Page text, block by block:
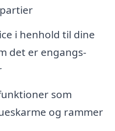
i henhold til dine
det er engangs-
som
og rammer